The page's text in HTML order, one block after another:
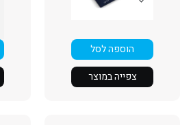
הוספה לסל
צפייה במוצר